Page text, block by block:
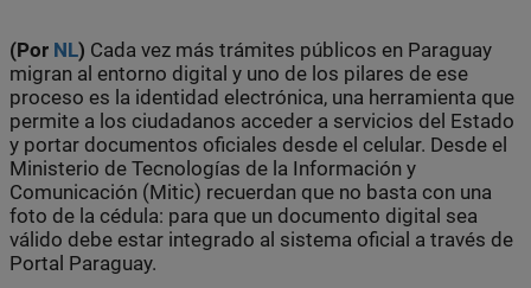
(Por NL) Cada vez más trámites públicos en Paraguay
migran al entorno digital y uno de los pilares de ese
proceso es la identidad electrónica, una herramienta que
permite a los ciudadanos acceder a servicios del Estado
y portar documentos oficiales desde el celular. Desde el
Ministerio de Tecnologías de la Información y
Comunicación (Mitic) recuerdan que no basta con una
foto de la cédula: para que un documento digital sea
válido debe estar integrado al sistema oficial a través de
Portal Paraguay.